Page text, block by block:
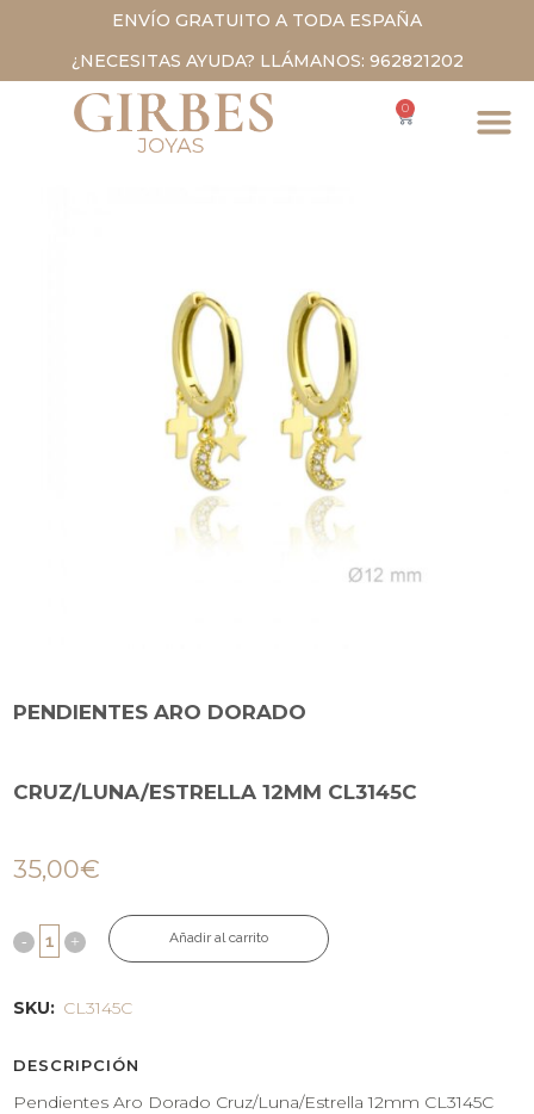
ENVÍO GRATUITO A TODA ESPAÑA
¿NECESITAS AYUDA? LLÁMANOS: 962821202
0
PENDIENTES ARO DORADO
CRUZ/LUNA/ESTRELLA 12MM CL3145C
35,00€
Añadir al carrito
SKU: CL3145C
DESCRIPCIÓN
Pendientes Aro Dorado Cruz/Luna/Estrella 12mm CL3145C